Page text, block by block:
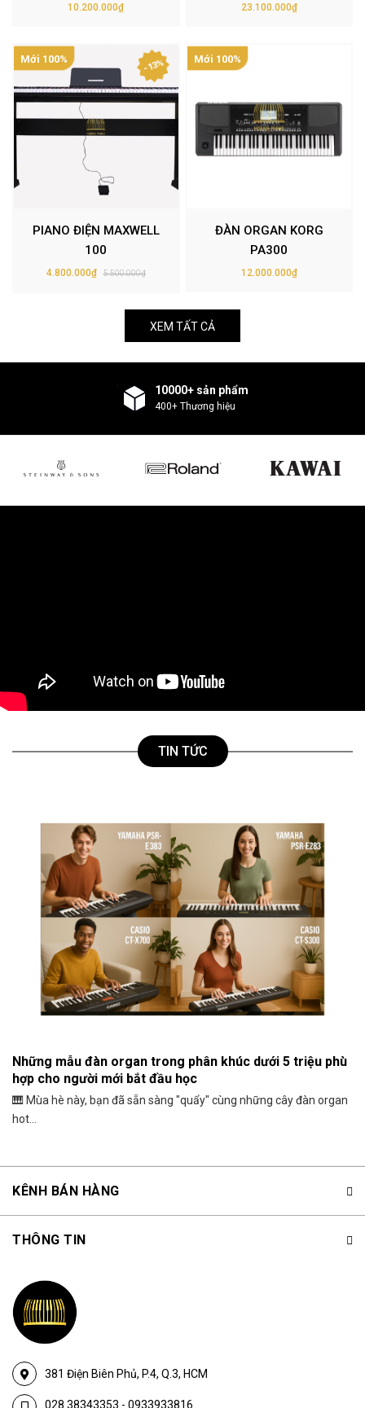
10.200.000₫ 23.100.000₫
- 13%
Mới 100%
PIANO ĐIỆN MAXWELL
100
4.800.000₫ 5.500.000₫
Mới 100%
ĐÀN ORGAN KORG
PA300
12.000.000₫
XEM TẤT CẢ
10000+ sản phẩm
400+ Thương hiệu
TIN TỨC
Những mẫu đàn organ trong phân khúc dưới 5 triệu phù
hợp cho người mới bắt đầu học
🎹 Mùa hè này, bạn đã sẵn sàng "quẩy" cùng những cây đàn organ
hot...
KÊNH BÁN HÀNG
381 Điện Biên Phủ, P.4, Q.3, HCM
028.38343353 - 0933933816
THÔNG TIN